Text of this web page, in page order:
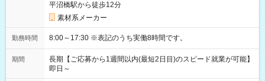
平沼橋駅から徒歩12分
素材系メーカー
勤務時間 8:00～17:30 ※表記のうち実働8時間です。
期間
長期【ご応募から1週間以内(最短2日目)のスピード就業が可能】
即日～